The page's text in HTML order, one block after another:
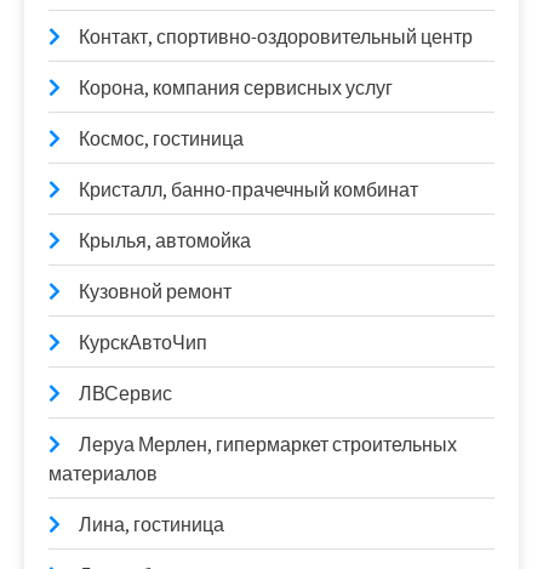
Контакт, спортивно-оздоровительный центр
Корона, компания сервисных услуг
Космос, гостиница
Кристалл, банно-прачечный комбинат
Крылья, автомойка
Кузовной ремонт
КурскАвтоЧип
ЛВСервис
Леруа Мерлен, гипермаркет строительных
материалов
Лина, гостиница